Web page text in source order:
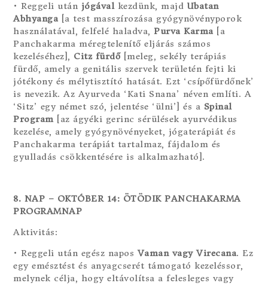
• Reggeli után jógávalkezdünk, majd Ubatan
Abhyanga [a test masszírozása gyógynövényporok
használatával, felfelé haladva,Purva Karma [a
Panchakarma méregtelenítő eljárás számos
kezeléséhez], Citz fürdő[meleg, sekély terápiás
fürdő, amely a genitális szervek területén fejti ki
jótékony és mélytisztító hatását. Ezt ‘csípőfürdőnek’
is nevezik. Az Ayurveda ‘Kati Snana’ néven említi. A
‘Sitz’ egy német szó, jelentése ‘ülni’] és a Spinal
Program[az ágyéki gerinc sérülések ayurvédikus
kezelése, amely gyógynövényeket, jógaterápiát és
Panchakarma terápiát tartalmaz, fájdalom és
gyulladás csökkentésére is alkalmazható].
8. NAP – OKTÓBER 14: ÖTÖDIK PANCHAKARMA
PROGRAMNAP
Aktivitás:
• Reggeli után egész naposVaman vagy Virecana. Ez
egy emésztést és anyagcserét támogató kezeléssor,
melynek célja, hogy eltávolítsa a felesleges vagy